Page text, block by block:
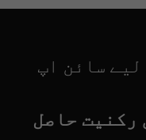
لیے سائن اپ
رکنیت حاصل